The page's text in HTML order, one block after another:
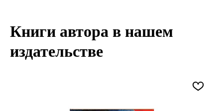
Книги автора в нашем
издательстве